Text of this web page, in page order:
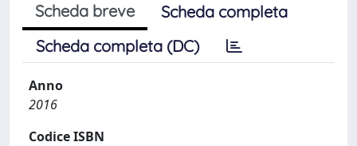
Scheda breve
Scheda completa
Scheda completa (DC)
Anno
2016
Codice ISBN